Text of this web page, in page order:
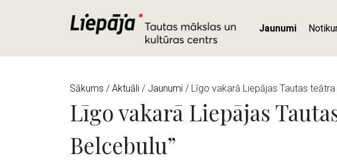
Jaunumi
Sākums / Aktuāli / Jaunumi / Līgo vakarā Liepājas Tautas teātra
Līgo vakarā Liepājas
Belcebulu”